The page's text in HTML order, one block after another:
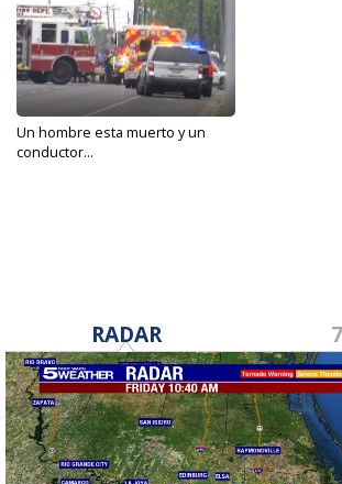
Un hombre esta muerto y un
conductor...
RADAR